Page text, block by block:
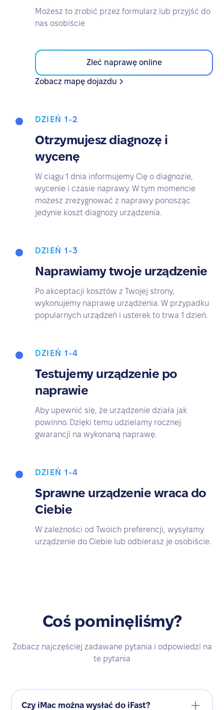
Możesz to zrobić przez formularz lub przyjść do
nas osobiście
Zleć naprawę online
Zobacz mapę dojazdu
DZIEŃ 1-2
Otrzymujesz diagnozę i
wycenę
W ciągu 1 dnia informujemy Cię o diagnozie,
wycenie i czasie naprawy. W tym momencie
możesz zrezygnować z naprawy ponosząc
jedynie koszt diagnozy urządzenia.
DZIEŃ 1-3
Naprawiamy twoje urządzenie
Po akceptacji kosztów z Twojej strony,
wykonujemy naprawę urządzenia. W przypadku
popularnych urządzeń i usterek to trwa 1 dzień.
DZIEŃ 1-4
Testujemy urządzenie po
naprawie
Aby upewnić się, że urządzenie działa jak
powinno. Dzięki temu udzielamy rocznej
gwarancji na wykonaną naprawę.
DZIEŃ 1-4
Sprawne urządzenie wraca do
Ciebie
W zależności od Twoich preferencji, wysyłamy
urządzenie do Ciebie lub odbierasz je osobiście.
Coś pominęliśmy?
Zobacz najczęściej zadawane pytania i odpowiedzi na
te pytania
Czy iMac można wysłać do iFast?